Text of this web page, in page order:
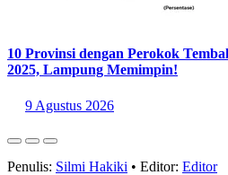
10 Provinsi dengan Perokok
2025, Lampung Memimpin!
9 Agustus 2026
Penulis: Silmi Hakiki • Editor: Editor